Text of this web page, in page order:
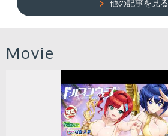
他の記事を見る
Movie